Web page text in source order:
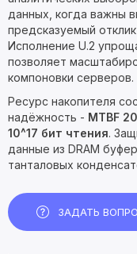
данных, когда важны
предсказуемый
Исполнение U.2
позволяет
компоновки серверов.
Ресурс накопителя
надёжность - MTBF
10^17 бит чтения.
данные из DRAM
танталовых
ЗАДАТЬ